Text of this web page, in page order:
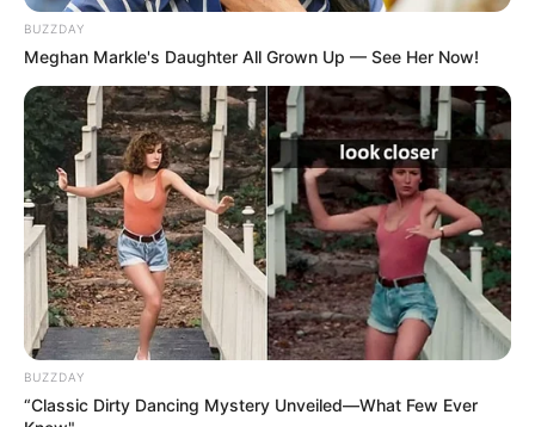
I – 60 (sessenta) anos de idade, se mulher, e 63 (sessenta e três)
anos, se homem;
II – 15 (quinze) anos de tempo de contribuição;
III – 10 (dez) anos de efetivo exercício na respectiva atividade
profissional;
IV – somatório da idade e do tempo de contribuição, incluídas
as frações, equivalente a 83 (oitenta e três) pontos, se mulher, e 86
(oitenta e seis) pontos, se homem, observado o disposto no §1º
deste artigo.
BUZZDAY
Meghan Markle's Daughter All Grown Up — See Her Now!
BUZZDAY
“Classic Dirty Dancing Mystery Unveiled—What Few Ever